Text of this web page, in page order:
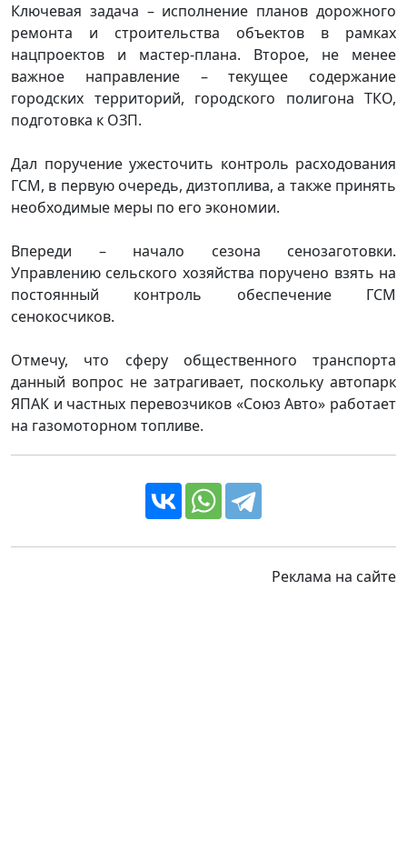
Ключевая задача – исполнение планов дорожного
ремонта и строительства объектов в рамках
нацпроектов и мастер-плана. Второе, не менее
важное направление – текущее содержание
городских территорий, городского полигона ТКО,
подготовка к ОЗП.
Дал поручение ужесточить контроль расходования
ГСМ, в первую очередь, дизтоплива, а также принять
необходимые меры по его экономии.
Впереди – начало сезона сенозаготовки.
Управлению сельского хозяйства поручено взять на
постоянный контроль обеспечение ГСМ
сенокосчиков.
Отмечу, что сферу общественного транспорта
данный вопрос не затрагивает, поскольку автопарк
ЯПАК и частных перевозчиков «Союз Авто» работает
на газомоторном топливе.
Реклама на сайте